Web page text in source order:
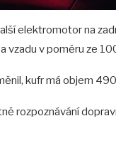
elektromotor na
v poměru ze
kufr má objem
rozpoznávání